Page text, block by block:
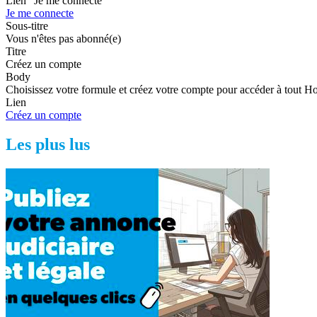
Je me connecte
Sous-titre
Vous n'êtes pas abonné(e)
Titre
Créez un compte
Body
Choisissez votre formule et créez votre compte pour accéder à tout
Lien
Créez un compte
Les plus lus